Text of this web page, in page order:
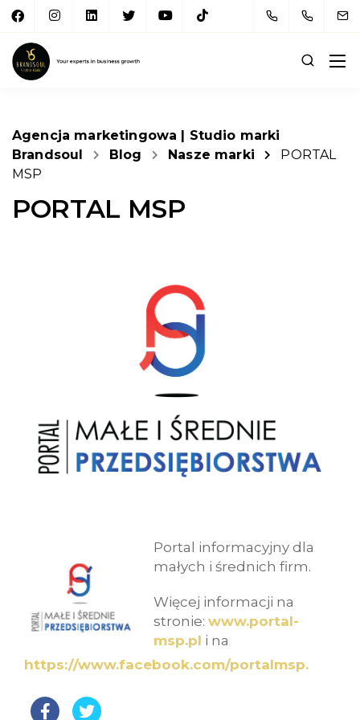
Agencja marketingowa | Studio marki
Brandsoul
Blog Nasze marki
PORTAL
MSP
PORTAL MSP
Portal informacyjny dla
małych i średnich firm.
Więcej informacji na
stronie: www.portal-
msp.pl i na
https://www.facebook.com/portalmsp.